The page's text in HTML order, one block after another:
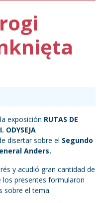
exposición RUTAS DE
ODYSEJA
disertar sobre el Segundo
Anders.
y acudió gran cantidad de
los presentes formularon
sobre el tema.